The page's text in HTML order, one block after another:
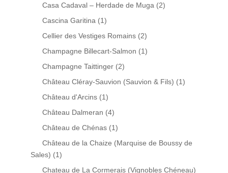
Casa Cadaval – Herdade de Muga (2)
Cascina Garitina (1)
Cellier des Vestiges Romains (2)
Champagne Billecart-Salmon (1)
Champagne Taittinger (2)
Château Cléray-Sauvion (Sauvion & Fils) (1)
Château d'Arcins (1)
Château Dalmeran (4)
Château de Chénas (1)
Château de la Chaize (Marquise de Boussy de
Sales) (1)
Chateau de La Cormerais (Vignobles Chéneau)